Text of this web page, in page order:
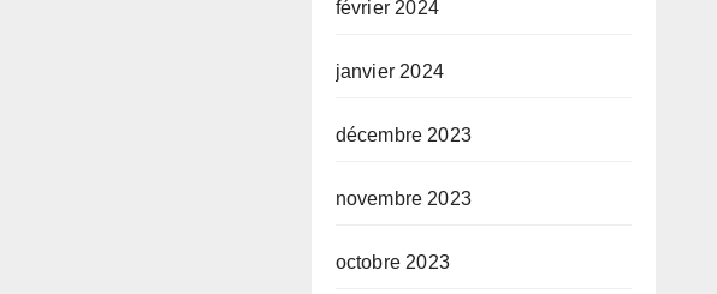
février 2024
janvier 2024
décembre 2023
novembre 2023
octobre 2023